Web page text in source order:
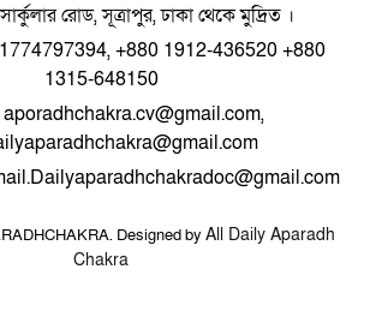
রোড, সূত্রাপুর, ঢাকা থেকে মুদ্রিত ।
+880 1912-436520 +880
1315-648150
aporadhchakra.cv@gmail.com,
Designed by All Daily Aparadh
Chakra